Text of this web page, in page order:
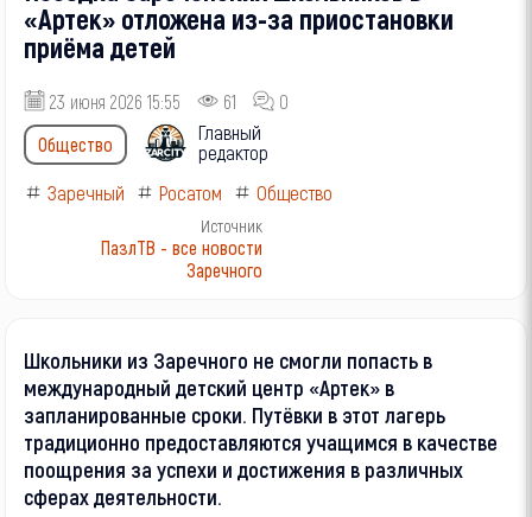
«Артек» отложена из-за приостановки
приёма детей
23 июня 2026 15:55 61
0
Общество
Главный
редактор
Заречный
Росатом Общество
Источник
ПазлТВ - все новости
Заречного
Школьники из Заречного не смогли попасть в
международный детский центр «Артек» в
запланированные сроки. Путёвки в этот лагерь
традиционно предоставляются учащимся в качестве
поощрения за успехи и достижения в различных
сферах деятельности.